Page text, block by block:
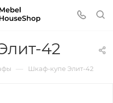
42
— Шкаф-купе Элит-42